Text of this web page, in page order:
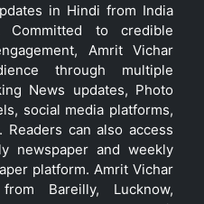
in Hindi from India
to credible
Amrit Vichar
through multiple
News updates, Photo
social media platforms,
can also access
newspaper and weekly
platform. Amrit Vichar
Bareilly, Lucknow,